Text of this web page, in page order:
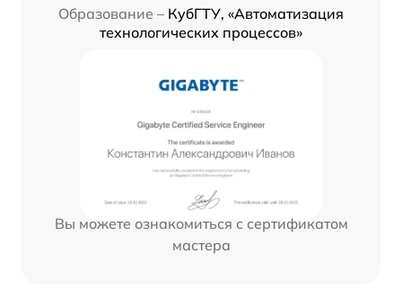
Образование – КубГТУ, «Автоматизация
технологических процессов»
Вы можете ознакомиться с сертификатом
мастера